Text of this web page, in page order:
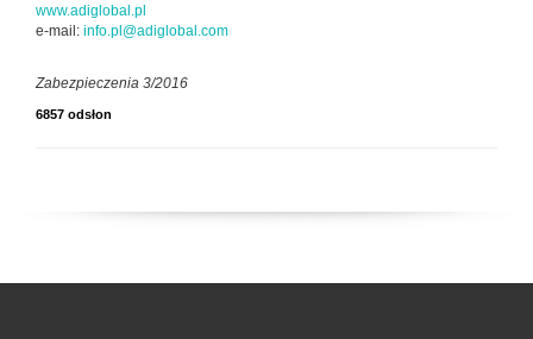
www.adiglobal.pl
e-mail: info.pl@adiglobal.com
Zabezpieczenia 3/2016
6857 odsłon